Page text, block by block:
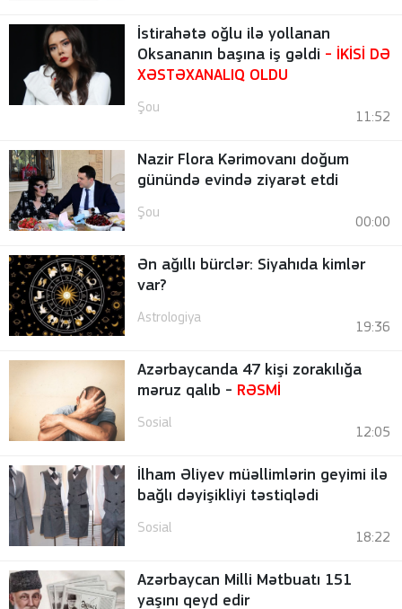
İstirahətə oğlu ilə yollanan
Oksananın başına iş gəldi - İKİSİ DƏ
XƏSTƏXANALIQ OLDU
Şou
11:52
Nazir Flora Kərimovanı doğum
günündə evində ziyarət etdi
Şou
00:00
Ən ağıllı bürclər: Siyahıda kimlər
var?
Astrologiya
19:36
Azərbaycanda 47 kişi zorakılığa
məruz qalıb - RƏSMİ
Sosial
12:05
İlham Əliyev müəllimlərin geyimi ilə
bağlı dəyişikliyi təstiqlədi
Sosial
18:22
Azərbaycan Milli Mətbuatı 151
yaşını qeyd edir